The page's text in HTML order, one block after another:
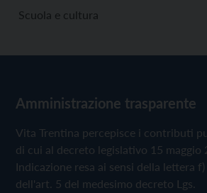
Scuola e cultura
Amministrazione trasparente
Vita Trentina percepisce i contributi
di cui al decreto legislativo 15 maggio
Indicazione resa ai sensi della lettera
dell'art. 5 del medesimo decreto Lgs.